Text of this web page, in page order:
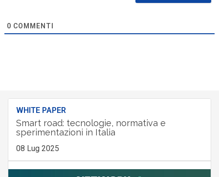
0 COMMENTI
WHITE PAPER
Smart road: tecnologie, normativa e
sperimentazioni in Italia
08 Lug 2025